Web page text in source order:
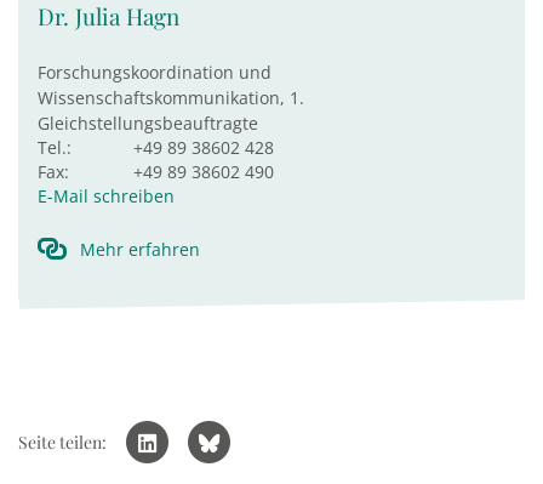
Dr. Julia Hagn
Forschungskoordination und
Wissenschaftskommunikation, 1.
Gleichstellungsbeauftragte
Tel.:
+49 89 38602 428
Fax:
+49 89 38602 490
E-Mail schreiben
Mehr erfahren
Seite teilen: